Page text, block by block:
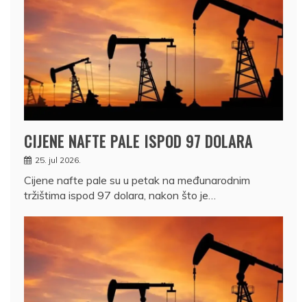
CIJENE NAFTE PALE ISPOD 97 DOLARA
25. jul 2026.
Cijene nafte pale su u petak na međunarodnim
tržištima ispod 97 dolara, nakon što je…